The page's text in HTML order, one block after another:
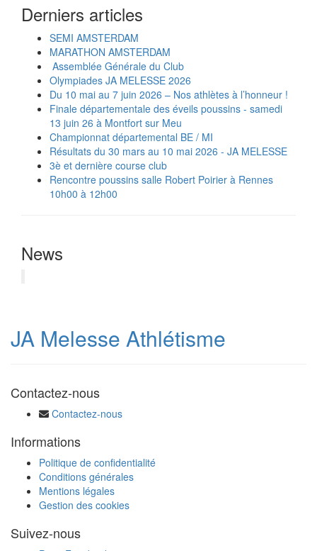
Derniers articles
SEMI AMSTERDAM
MARATHON AMSTERDAM
‍️ Assemblée Générale du Club
Olympiades JA MELESSE 2026
Du 10 mai au 7 juin 2026 – Nos athlètes à l’honneur !
Finale départementale des éveils poussins - samedi
13 juin 26 à Montfort sur Meu
Championnat départemental BE / MI
Résultats du 30 mars au 10 mai 2026 - JA MELESSE
3è et dernière course club
Rencontre poussins salle Robert Poirier à Rennes
10h00 à 12h00
News
JA Melesse Athlétisme
Contactez-nous
Contactez-nous
Informations
Politique de confidentialité
Conditions générales
Mentions légales
Gestion des cookies
Suivez-nous